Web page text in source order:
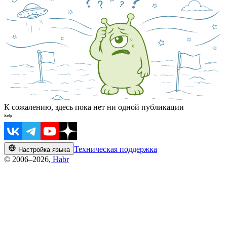
К сожалению, здесь пока нет ни одной публикации
Настройка языка Техническая поддержка
© 2006–2026, Habr